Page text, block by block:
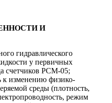
И
гидравлического
у первичных
счетчиков РСМ-05;
к изменению физико-
среды (плотность,
режим